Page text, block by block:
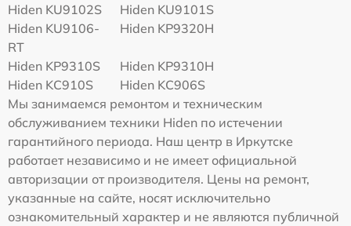
Hiden KU9102S
Hiden KU9101S
Hiden KU9106-
RT
Hiden KP9320H
Hiden KP9310S
Hiden KP9310H
Hiden KC910S
Hiden KC906S
Мы занимаемся ремонтом и техническим
обслуживанием техники Hiden по истечении
гарантийного периода. Наш центр в Иркутске
работает независимо и не имеет официальной
авторизации от производителя. Цены на ремонт,
указанные на сайте, носят исключительно
ознакомительный характер и не являются публичной